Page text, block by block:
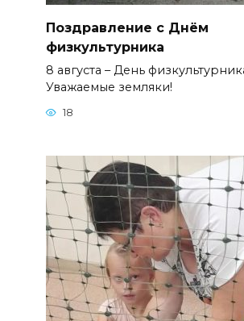
Поздравление с Днём
физкультурника
8 августа – День
Уважаемые земляки!
18